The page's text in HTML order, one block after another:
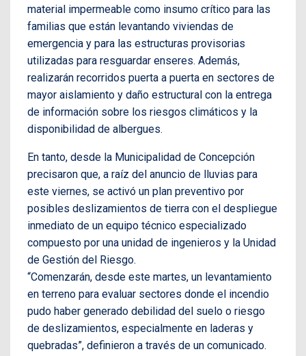
material impermeable como insumo crítico para las
familias que están levantando viviendas de
emergencia y para las estructuras provisorias
utilizadas para resguardar enseres. Además,
realizarán recorridos puerta a puerta en sectores de
mayor aislamiento y daño estructural con la entrega
de información sobre los riesgos climáticos y la
disponibilidad de albergues.
En tanto, desde la Municipalidad de Concepción
precisaron que, a raíz del anuncio de lluvias para
este viernes, se activó un plan preventivo por
posibles deslizamientos de tierra con el despliegue
inmediato de un equipo técnico especializado
compuesto por una unidad de ingenieros y la Unidad
de Gestión del Riesgo.
“Comenzarán, desde este martes, un levantamiento
en terreno para evaluar sectores donde el incendio
pudo haber generado debilidad del suelo o riesgo
de deslizamientos, especialmente en laderas y
quebradas”, definieron a través de un comunicado.